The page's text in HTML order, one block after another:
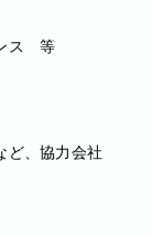
ス 等
ど、協力会社